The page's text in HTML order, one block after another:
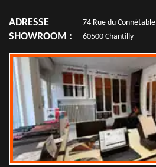
ADRESSE
SHOWROOM :
74 Rue du Connétable
60500 Chantilly